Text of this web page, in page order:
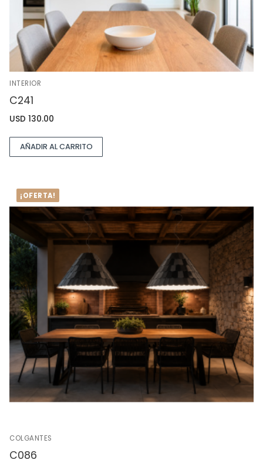
INTERIOR
C241
USD 130.00
AÑADIR AL CARRITO
¡OFERTA!
COLGANTES
C086